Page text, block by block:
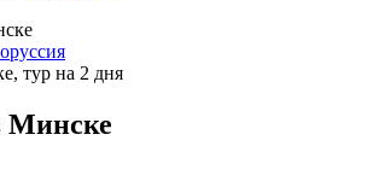
тур на 2 дня
Минске